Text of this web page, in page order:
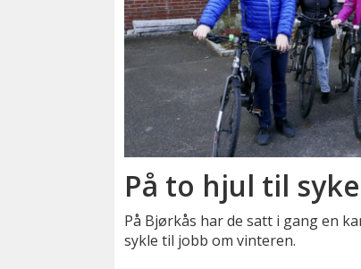
På to hjul til
På Bjørkås har de satt i gang en
sykle til jobb om vinteren.